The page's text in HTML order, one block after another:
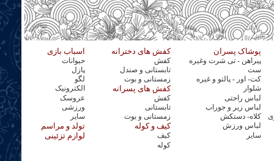
اسباب بازی کفش های دخترانه پوشاک پسران
حیوانات کفش
پیراهن - تی شرت وغیره
پازل
تابستانی و صندل
ست
لگو
زمستانی و بوت
کت- اور - پالتو و غیره
الکترونیک
کفش های پسرانه
شلوار
عروسک
کفش
لباس راحتی
ورزشی
تابستانی
لباس زیر و جوراب
سایر
زمستانی و بوت کلاه- دستکش
تولد و مراسم کیف و کوله لباس ورزش
لوازم تزئینی کیف
سایر
کوله